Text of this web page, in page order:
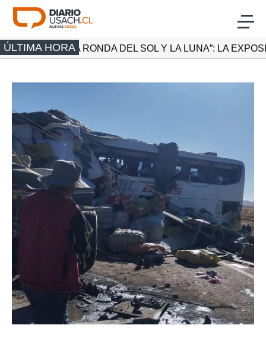
Click acá para ir directamente al contenido
ÚLTIMA HORA
RONDA DEL SOL Y LA LUNA”: LA EXPOSICIÓN
Actualidad
Investigación
Cultura
Deporte
Multimedia
Programas Radio Usach
Programas Santiago TV
PODCAST